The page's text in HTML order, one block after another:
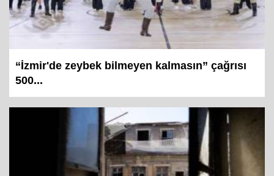
“İzmir'de zeybek bilmeyen kalmasın” çağrısı
500...